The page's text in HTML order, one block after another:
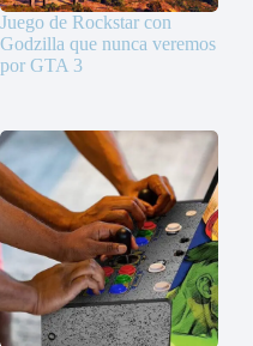
Juego de Rockstar con
Godzilla que nunca veremos
por GTA 3